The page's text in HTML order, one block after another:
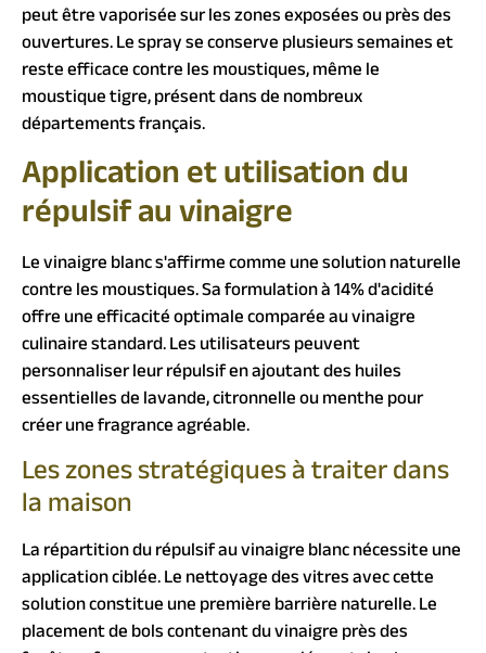
peut être vaporisée sur les zones exposées ou près des
ouvertures. Le spray se conserve plusieurs semaines et
reste efficace contre les moustiques, même le
moustique tigre, présent dans de nombreux
départements français.
Application et utilisation du
répulsif au vinaigre
Le vinaigre blanc s'affirme comme une solution naturelle
contre les moustiques. Sa formulation à 14% d'acidité
offre une efficacité optimale comparée au vinaigre
culinaire standard. Les utilisateurs peuvent
personnaliser leur répulsif en ajoutant des huiles
essentielles de lavande, citronnelle ou menthe pour
créer une fragrance agréable.
Les zones stratégiques à traiter dans
la maison
La répartition du répulsif au vinaigre blanc nécessite une
application ciblée. Le nettoyage des vitres avec cette
solution constitue une première barrière naturelle. Le
placement de bols contenant du vinaigre près des